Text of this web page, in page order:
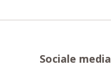
Sociale media